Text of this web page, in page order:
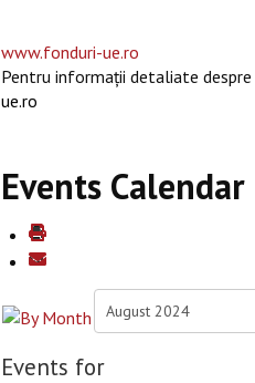
www.fonduri-ue.ro
Pentru informaţii detaliate
ue.ro
Events Calendar
Events for